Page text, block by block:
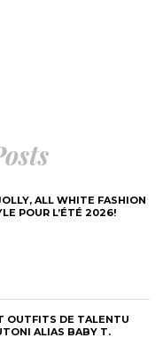
ALL WHITE FASHION
POUR L’ÉTÉ 2026!
OUTFITS DE TALENTU
ALIAS BABY T.